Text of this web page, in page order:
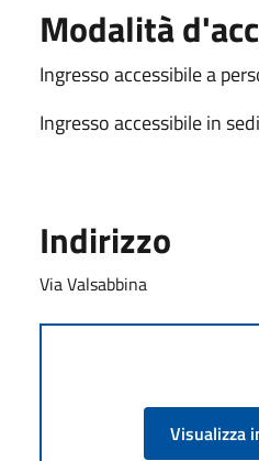
Modalità
Ingresso accessibile a
Ingresso accessibile in
Indirizzo
Via Valsabbina
Visualizza